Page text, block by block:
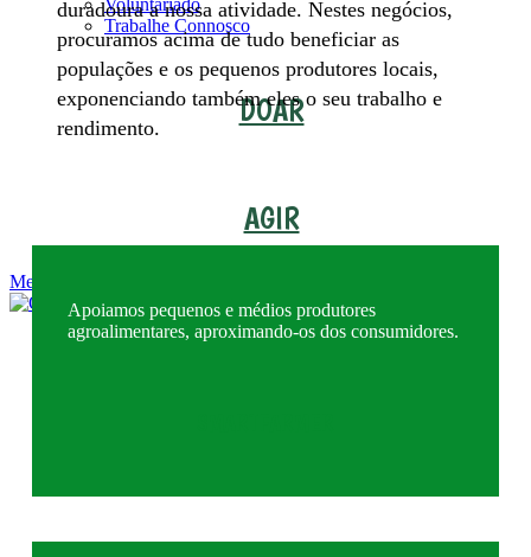
Voluntariado
Trabalhe Connosco
DOAR
AGIR
Menu
duradoura a nossa atividade. Nestes negócios,
procuramos acima de tudo beneficiar as
populações e os pequenos produtores locais,
exponenciando também eles o seu trabalho e
rendimento.
Apoiamos pequenos e médios produtores
agroalimentares, aproximando-os dos consumidores.